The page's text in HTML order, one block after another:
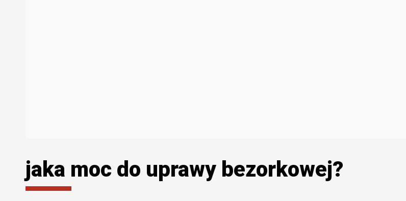
jaka moc do uprawy bezorkowej?